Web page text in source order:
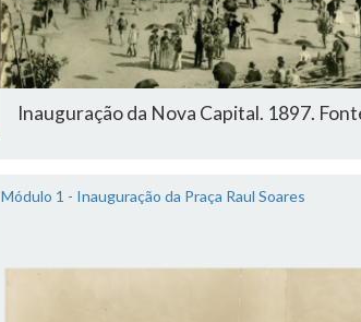
Inauguração da Nova Capital. 1897.
Módulo 1 - Inauguração da Praça Raul Soares